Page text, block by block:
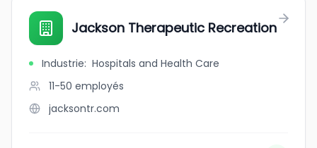
Jackson Therapeutic Recreation
Industrie: Hospitals and Health Care
11-50 employés
jacksontr.com